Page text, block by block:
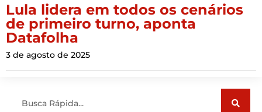
Lula lidera em todos os cenários
de primeiro turno, aponta
Datafolha
3 de agosto de 2025